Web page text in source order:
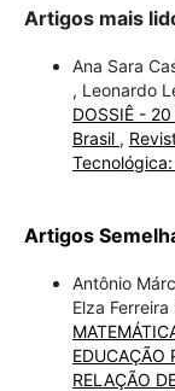
Artigos mais
Ana Sara
, Leonardo
DOSSIÊ -
Brasil ,
Artigos
Antônio
Elza
EDUCAÇÃO
RELAÇÃO